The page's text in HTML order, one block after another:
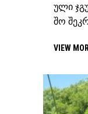
ული
შო
VIEW